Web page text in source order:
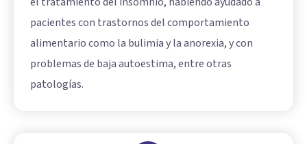
pacientes con trastornos del comportamiento
alimentario como la bulimia y la anorexia, y con
problemas de baja autoestima, entre otras
patologías.